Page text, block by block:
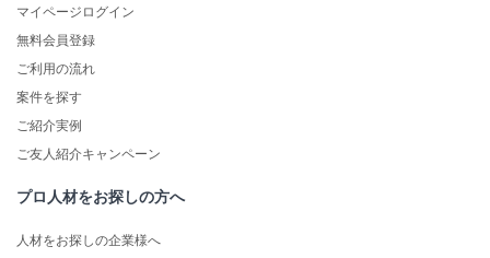
マイページログイン
無料会員登録
ご利用の流れ
案件を探す
ご紹介実例
ご友人紹介キャンペーン
プロ人材をお探しの方へ
人材をお探しの企業様へ